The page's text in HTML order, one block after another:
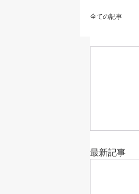
全ての記事
最新記事